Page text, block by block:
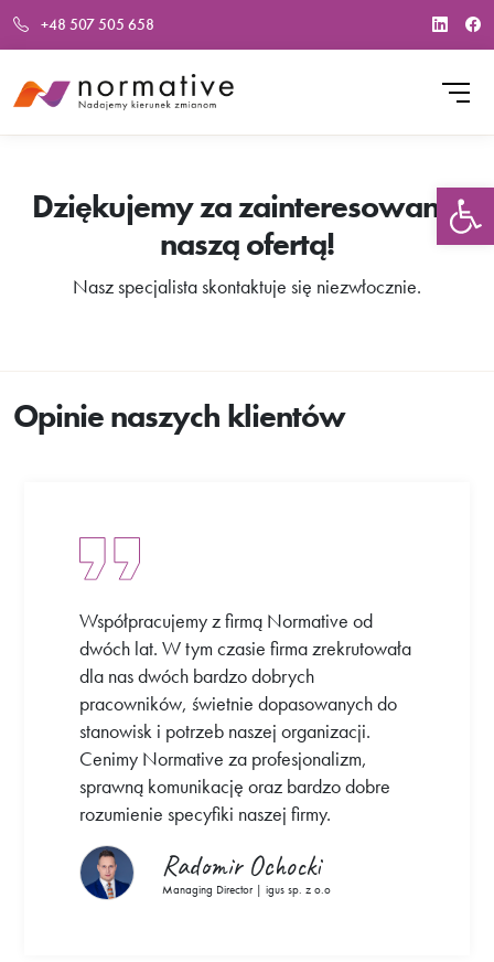
Otwórz
+48 507 505 658
Dziękujemy za zainteresowanie
naszą ofertą!
Nasz specjalista skontaktuje się niezwłocznie.
Opinie naszych klientów
Współpracujemy z firmą Normative od
dwóch lat. W tym czasie firma zrekrutowała
dla nas dwóch bardzo dobrych
pracowników, świetnie dopasowanych do
stanowisk i potrzeb naszej organizacji.
Cenimy Normative za profesjonalizm,
sprawną komunikację oraz bardzo dobre
rozumienie specyfiki naszej firmy.
Radomir Ochocki
Managing Director | igus sp. z o.o